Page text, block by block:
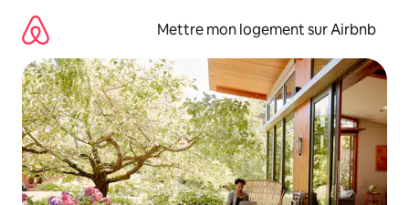
directement
contenu
Mettre mon logement sur Airbnb